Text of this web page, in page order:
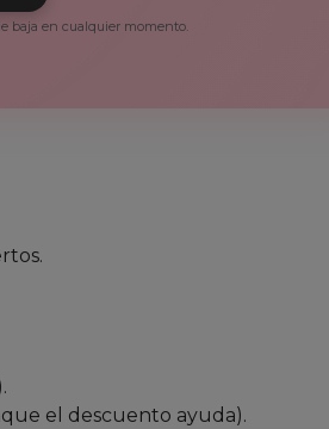
baja en cualquier momento.
el descuento ayuda).